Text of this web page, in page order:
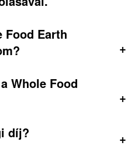
Food Earth
+
Whole Food
+
díj?
+